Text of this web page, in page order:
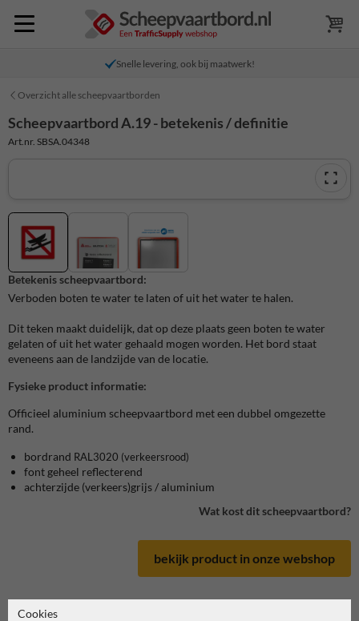
Snelle levering, ook bij maatwerk!
Overzicht alle scheepvaartborden
Scheepvaartbord A.19 - betekenis / definitie
Art.nr. SBSA.04348
Betekenis scheepvaartbord:
Verboden boten te water te laten of uit het water te halen.
Dit teken maakt duidelijk, dat op deze plaats geen boten te water
gelaten of uit het water gehaald mogen worden. Het bord staat
eveneens aan de landzijde van de locatie.
Fysieke product informatie:
Officieel aluminium scheepvaartbord met een dubbel omgezette
rand.
bordrand RAL3020 (verkeersrood)
font geheel reflecterend
achterzijde (verkeers)grijs / aluminium
Wat kost dit scheepvaartbord?
bekijk product in onze webshop
Cookies